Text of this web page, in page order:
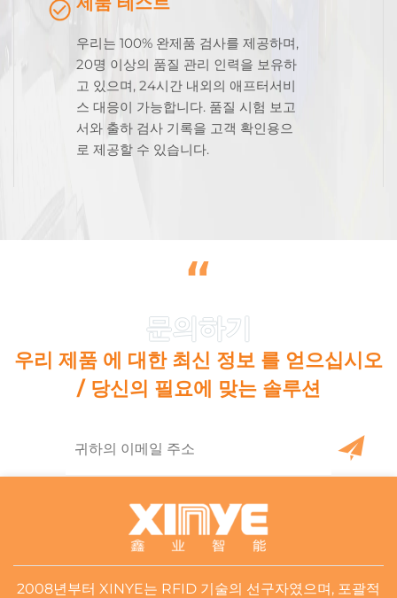
우리는 100% 완제품 검사를 제공하며,
20명 이상의 품질 관리 인력을 보유하
고 있으며, 24시간 내외의 애프터서비
스 대응이 가능합니다. 품질 시험 보고
서와 출하 검사 기록을 고객 확인용으
로 제공할 수 있습니다.
“
우리 제품 에 대한 최신 정보 를 얻으십시오
/ 당신의 필요에 맞는 솔루션
2008년부터 XINYE는 RFID 기술의 선구자였으며, 포괄적